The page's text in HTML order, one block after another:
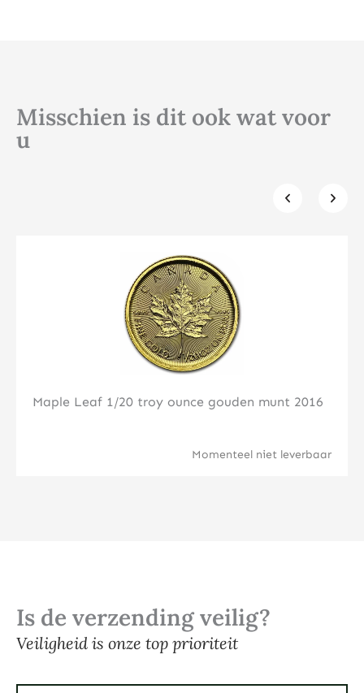
Misschien is dit ook wat voor
u
Maple Leaf 1/20 troy ounce gouden munt 2016
Momenteel niet leverbaar
Klik hier
Is de verzending veilig?
Veiligheid is onze top prioriteit